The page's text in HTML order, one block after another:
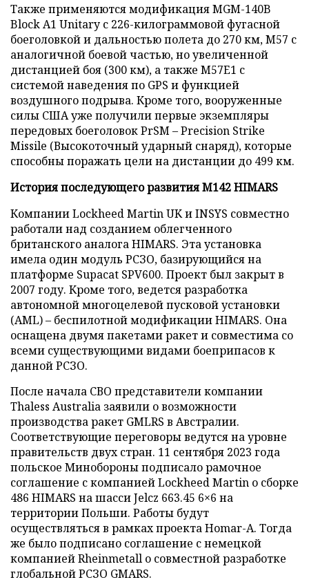
Также применяются модификация MGM-140B
Block A1 Unitary с 226-килограммовой фугасной
боеголовкой и дальностью полета до 270 км, M57 с
аналогичной боевой частью, но увеличенной
дистанцией боя (300 км), а также M57E1 с
системой наведения по GPS и функцией
воздушного подрыва. Кроме того, вооруженные
силы США уже получили первые экземпляры
передовых боеголовок PrSM – Precision Strike
Missile (Высокоточный ударный снаряд), которые
способны поражать цели на дистанции до 499 км.
История последующего развития M142 HIMARS
Компании Lockheed Martin UK и INSYS совместно
работали над созданием облегченного
британского аналога HIMARS. Эта установка
имела один модуль РСЗО, базирующийся на
платформе Supacat SPV600. Проект был закрыт в
2007 году. Кроме того, ведется разработка
автономной многоцелевой пусковой установки
(AML) – беспилотной модификации HIMARS. Она
оснащена двумя пакетами ракет и совместима со
всеми существующими видами боеприпасов к
данной РСЗО.
После начала СВО представители компании
Thaless Australia заявили о возможности
производства ракет GMLRS в Австралии.
Соответствующие переговоры ведутся на уровне
правительств двух стран. 11 сентября 2023 года
польское Минобороны подписало рамочное
соглашение с компанией Lockheed Martin о сборке
486 HIMARS на шасси Jelcz 663.45 6×6 на
территории Польши. Работы будут
осуществляться в рамках проекта Homar-A. Тогда
же было подписано соглашение с немецкой
компанией Rheinmetall о совместной разработке
глобальной РСЗО GMARS.